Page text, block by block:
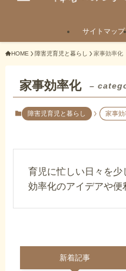
サイトマップ
HOME 障害児育児と暮らし 家事効率化
家事効率化 –
障害児育児と暮らし 家事
育児に忙しい日々を
効率化のアイデアや便
新着記事